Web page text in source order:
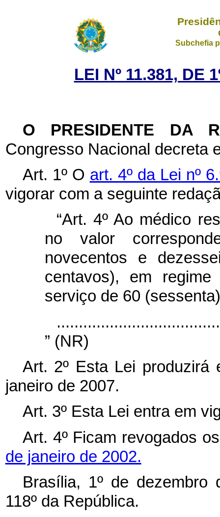
Subchefia
LEI Nº 11.381, DE
O PRESIDENTE DA
Congresso Nacional decreta
Art. 1º O art. 4º da Lei nº
vigorar com a seguinte
“Art. 4º Ao médico
no valor
novecentos e
centavos), em
serviço de 60
” (NR)
Art. 2º Esta Lei produzirá
janeiro de 2007.
Art. 3º Esta Lei entra em
Art. 4º Ficam revogados
de janeiro de 2002.
Brasília, 1º de dezembro
118º da República.